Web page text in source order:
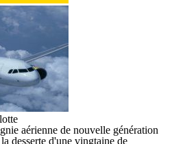
aérienne de nouvelle génération
desserte d'une vingtaine de